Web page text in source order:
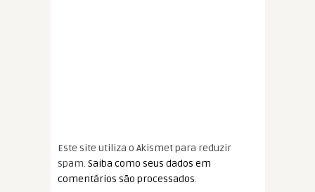
Este site utiliza o Akismet para reduzir
spam. Saiba como seus dados em
comentários são processados.